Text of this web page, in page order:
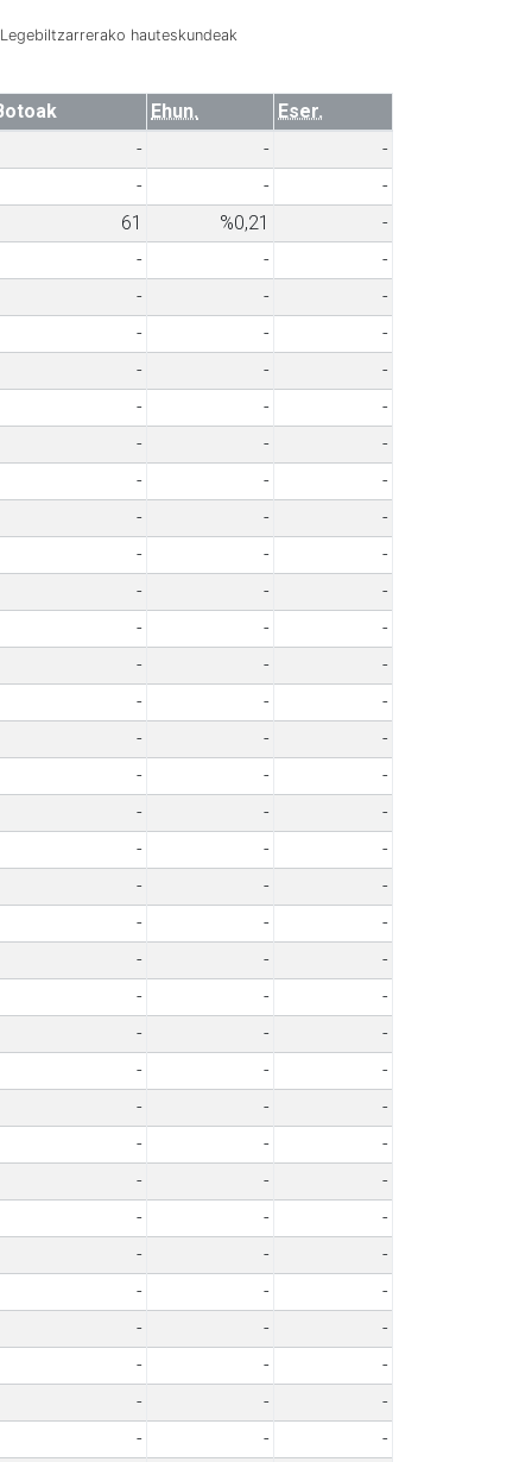
hauteskundeak
Ehun.
Eser.
- -
-
- -
-
61 %0,21
-
- -
-
- -
-
- -
-
- -
-
- -
-
- -
-
- -
-
- -
-
- -
-
- -
-
- -
-
- -
-
- -
-
- -
-
- -
-
- -
-
- -
-
- -
-
- -
-
- -
-
- -
-
- -
-
- -
-
- -
-
- -
-
- -
-
- -
-
- -
-
- -
-
- -
-
- -
-
- -
-
- -
-